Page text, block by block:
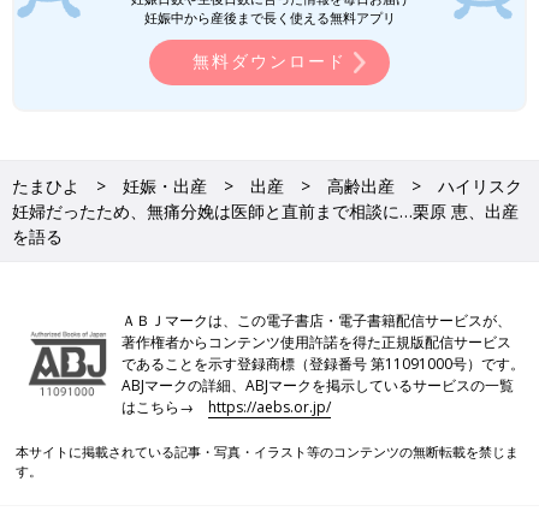
妊娠中から産後まで長く使える無料アプリ
無料ダウンロード
たまひよ 妊娠・出産 出産 高齢出産
ハイリスク
妊婦だったため、無痛分娩は医師と直前まで相談に…栗原 恵、出産
を語る
ＡＢＪマークは、この電子書店・電子書籍配信サービスが、
著作権者からコンテンツ使用許諾を得た正規版配信サービス
であることを示す登録商標（登録番号 第11091000号）です。
ABJマークの詳細、ABJマークを掲示しているサービスの一覧
はこちら→https://aebs.or.jp/
本サイトに掲載されている記事・写真・イラスト等のコンテンツの無断転載を禁じま
す。